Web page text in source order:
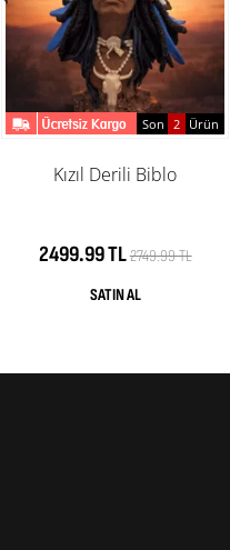
Son 2 Ürün
Kızıl Derili Biblo
2499.99 TL2749.99 TL